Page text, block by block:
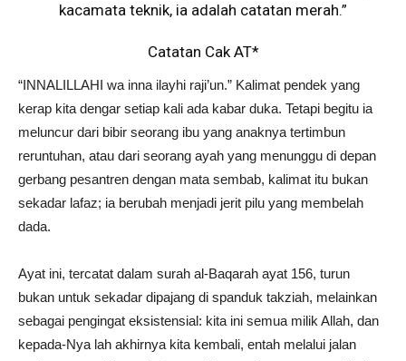
kacamata teknik, ia adalah catatan merah.”
Catatan Cak AT*
“INNALILLAHI wa inna ilayhi raji’un.” Kalimat pendek yang
kerap kita dengar setiap kali ada kabar duka. Tetapi begitu ia
meluncur dari bibir seorang ibu yang anaknya tertimbun
reruntuhan, atau dari seorang ayah yang menunggu di depan
gerbang pesantren dengan mata sembab, kalimat itu bukan
sekadar lafaz; ia berubah menjadi jerit pilu yang membelah
dada.
Ayat ini, tercatat dalam surah al-Baqarah ayat 156, turun
bukan untuk sekadar dipajang di spanduk takziah, melainkan
sebagai pengingat eksistensial: kita ini semua milik Allah, dan
kepada-Nya lah akhirnya kita kembali, entah melalui jalan